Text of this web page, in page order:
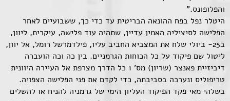
והפלופונס."
היטלר נפל בפח ההונאה הבריטית עד כדי כך, ששבועיים לאחר
הפלישה לסיציליה האמין עדיין, שתהיה עוד פלישה, עיקרית, ליוון,
ב25- ביולי שלח את המצביא החביב עליו, פילדמרשל רומל, אל יוון,
ליטול שם פיקוד על כל הכוחות הגרמניים. בין כה וכה הועברה
דיביזיית פאנצר (שריון) מס' 1 כל הדרך מצרפת אל העיירה היוונית
טריפוליס ונערכה בסביבתה, כדי לקדם את פני הפלישה הצפויה.
בשלהי מאי פקד הפיקוד העליון הימי של גרמניה להניח או להשלים